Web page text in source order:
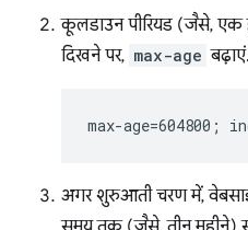
कूलडाउन पीरियड (जैसे, एक
दिखने पर, max-age
अगर शुरुआती चरण में,